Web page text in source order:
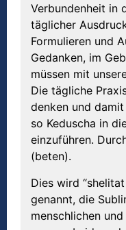
Verbundenheit in
täglicher
Formulieren und
Gedanken, im
müssen mit
Die tägliche
denken und
so Keduscha in
einzuführen.
(beten).
Dies wird
genannt, die
menschlichen